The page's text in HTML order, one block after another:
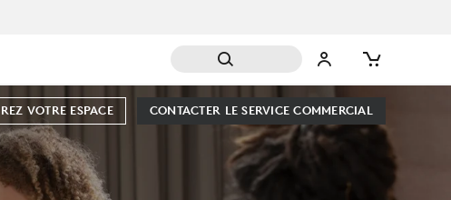
CONTACTER LE SERVICE COMMERCIAL
VOTRE ESPACE